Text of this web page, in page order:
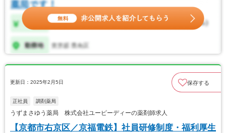
更新日：2025年2月5日 保存する
正社員 調剤薬局
うずまさゆう薬局 株式会社ユーピーディーの薬剤師求人
【京都市右京区／京福電鉄】社員研修制度・福利厚生